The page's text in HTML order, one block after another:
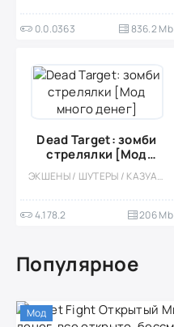
0.0.0363 836.2 Mb
Dead Target: зомби
стрелялки [Мод
много денег]
ЭКШЕНЫ / ШУТЕРЫ / КАЗУАЛЬНЫЕ / ОДНОПОЛЬЗОВАТЕЛЬСКИЕ / СТИЛИЗАЦИЯ / ОФЛАЙН / 3D / РАЗВИВАЮЩИЕ / ЗОМБИ / МОД / ВЫЖИВАНИЕ / БОССЫ / PVP
4.178.2 206 Mb
Популярное
Мод